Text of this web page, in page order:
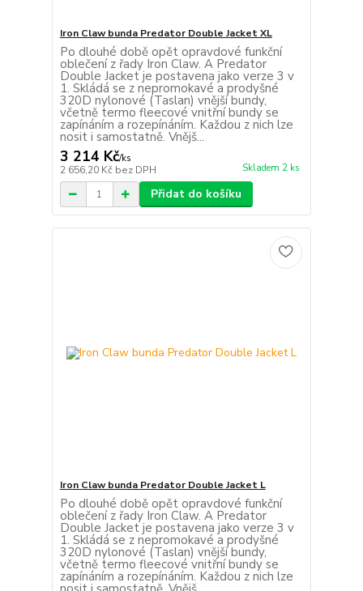
Iron Claw bunda Predator Double Jacket XL
Po dlouhé době opět opravdové funkční
oblečení z řady Iron Claw. A Predator
Double Jacket je postavena jako verze 3 v
1. Skládá se z nepromokavé a prodyšné
320D nylonové (Taslan) vnější bundy,
včetně termo fleecové vnitřní bundy se
zapínáním a rozepínáním. Každou z nich lze
nosit i samostatně. Vnějš...
3 214 Kč/ks
2 656,20 Kč bez DPH Skladem 2 ks
Přidat do košíku
Iron Claw bunda Predator Double Jacket L
Po dlouhé době opět opravdové funkční
oblečení z řady Iron Claw. A Predator
Double Jacket je postavena jako verze 3 v
1. Skládá se z nepromokavé a prodyšné
320D nylonové (Taslan) vnější bundy,
včetně termo fleecové vnitřní bundy se
zapínáním a rozepínáním. Každou z nich lze